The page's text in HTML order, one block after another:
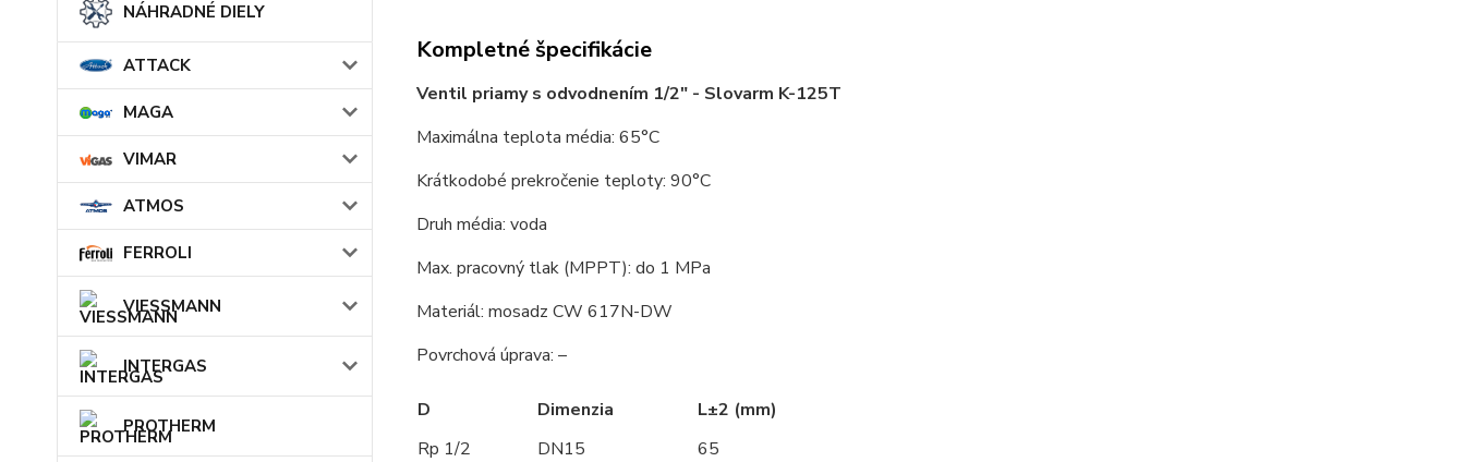
NÁHRADNÉ DIELY
ATTACK
MAGA
VIMAR
ATMOS
FERROLI
VIESSMANN
INTERGAS
PROTHERM
Kompletné špecifikácie
Ventil priamy s odvodnením 1/2" - Slovarm K-125T
Maximálna teplota média: 65°C
Krátkodobé prekročenie teploty: 90°C
Druh média: voda
Max. pracovný tlak (MPPT): do 1 MPa
Materiál: mosadz CW 617N-DW
Povrchová úprava: –
D Dimenzia
L±2 (mm)
Rp 1/2
DN15
65